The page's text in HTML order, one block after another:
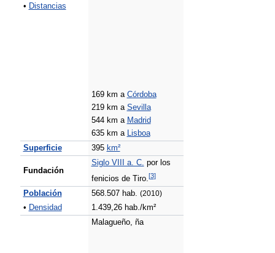
• Distancias
169 km a Córdoba
219 km a Sevilla
544 km a Madrid
635 km a Lisboa
Superficie
395 km²
Fundación
Siglo VIII a. C. por los
fenicios de Tiro.[3]
Población 568.507 hab. (2010)
• Densidad 1.439,26 hab./km²
Malagueño, ña